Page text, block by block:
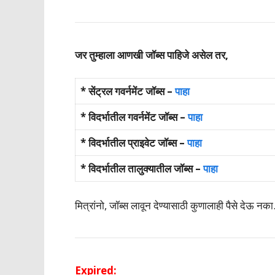
जर तुम्हाला आणखी जॉब्स पाहिजे असेल तर,
* सेंट्रल गवर्नमेंट जॉब्स –पाहा
* विदर्भातील गवर्नमेंट जॉब्स –पाहा
* विदर्भातील प्राइवेट जॉब्स –पाहा
* विदर्भातील तालुक्यातील जॉब्स –पाहा
मित्रांनो, जॉब्स लावून देण्यासाठी कुणालाही पैसे देऊ नका.
Expired: